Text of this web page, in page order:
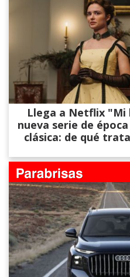
Llega a Netflix
nueva serie de
clásica: de qué